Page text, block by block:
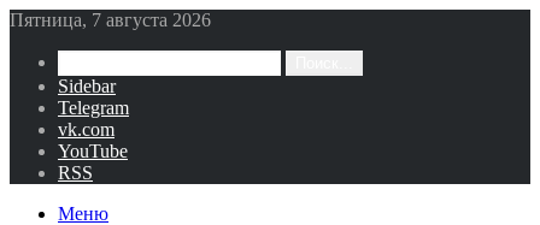
Пятница, 7 августа 2026
Sidebar
Telegram
vk.com
YouTube
RSS
Меню